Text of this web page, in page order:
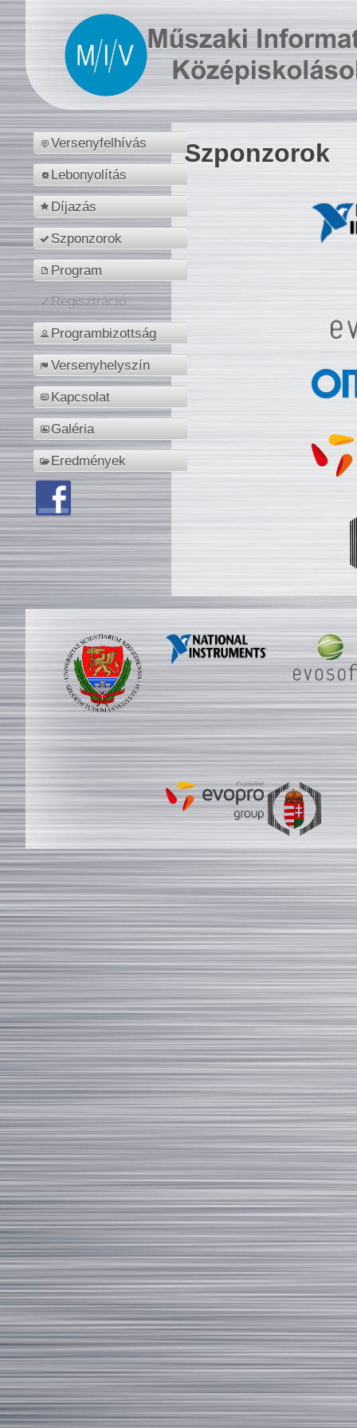
Versenyfelhívás
Lebonyolítás
Díjazás
Szponzorok
Program
Regisztráció
Programbizottság
Versenyhelyszín
Kapcsolat
Galéria
Eredmények
Szponzorok